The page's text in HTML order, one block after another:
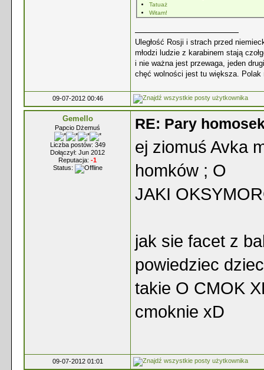
Tatuaż
Witam!
Uległość Rosji i strach przed
młodzi ludzie z karabinem stają
i nie ważna jest przewaga, jeden
chęć wolności jest tu większa. Polak
09-07-2012 00:46
Gemello
Papcio Dżemuś
Liczba postów: 349
Dołączył: Jun 2012
Reputacja: -1
Status:
RE: Pary
ej ziomuś Avka
homków ; O
JAKI
jak sie facet z
powiedziec
takie O CMOK
cmoknie xD
09-07-2012 01:01